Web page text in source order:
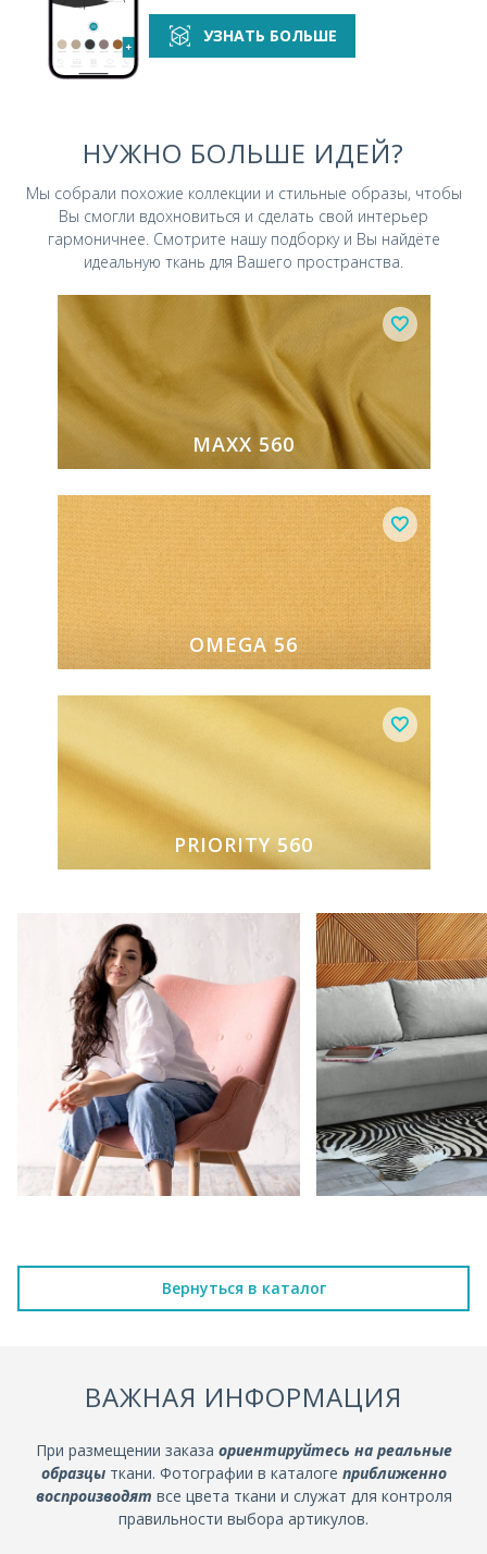
УЗНАТЬ БОЛЬШЕ
НУЖНО БОЛЬШЕ ИДЕЙ?
Мы собрали похожие коллекции и стильные образы, чтобы
Вы смогли вдохновиться и сделать свой интерьер
гармоничнее. Смотрите нашу подборку и Вы найдёте
идеальную ткань для Вашего пространства.
MAXX 560
OMEGA 56
PRIORITY 560
Вернуться в каталог
ВАЖНАЯ ИНФОРМАЦИЯ
При размещении заказа ориентируйтесь на реальные
образцыткани. Фотографии в каталоге приближенно
воспроизводят все цвета ткани и служат для контроля
правильности выбора артикулов.